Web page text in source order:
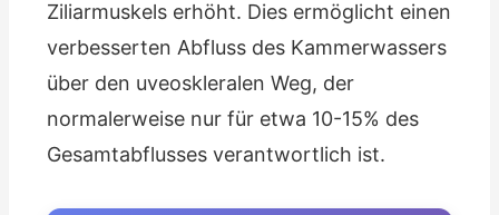
Ziliarmuskels erhöht. Dies ermöglicht einen
verbesserten Abfluss des Kammerwassers
über den uveoskleralen Weg, der
normalerweise nur für etwa 10-15% des
Gesamtabflusses verantwortlich ist.